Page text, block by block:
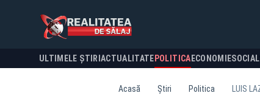
ULTIMELE ȘTIRI ACTUALITATE POLITICA ECONOMIESOCIAL
Acasă Știri Politica